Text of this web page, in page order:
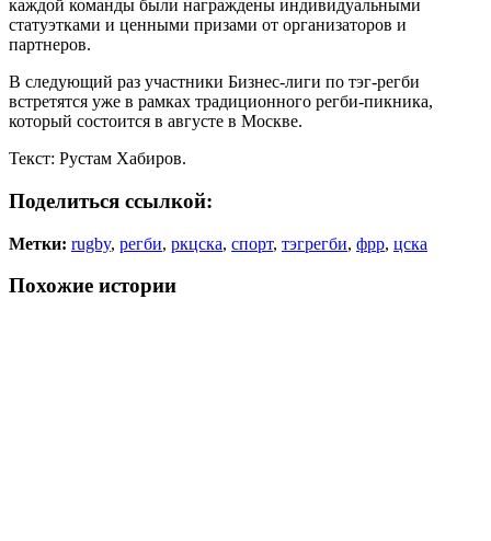
каждой команды были награждены индивидуальными
статуэтками и ценными призами от организаторов и
партнеров.
В следующий раз участники Бизнес-лиги по тэг-регби
встретятся уже в рамках традиционного регби-пикника,
который состоится в августе в Москве.
Текст: Рустам Хабиров.
Поделиться ссылкой:
Метки: rugby, регби, ркцска, спорт, тэгрегби, фрр, цска
Похожие истории